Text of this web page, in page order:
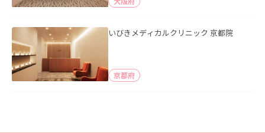
いびきメディカルクリニック 京都院
京都府